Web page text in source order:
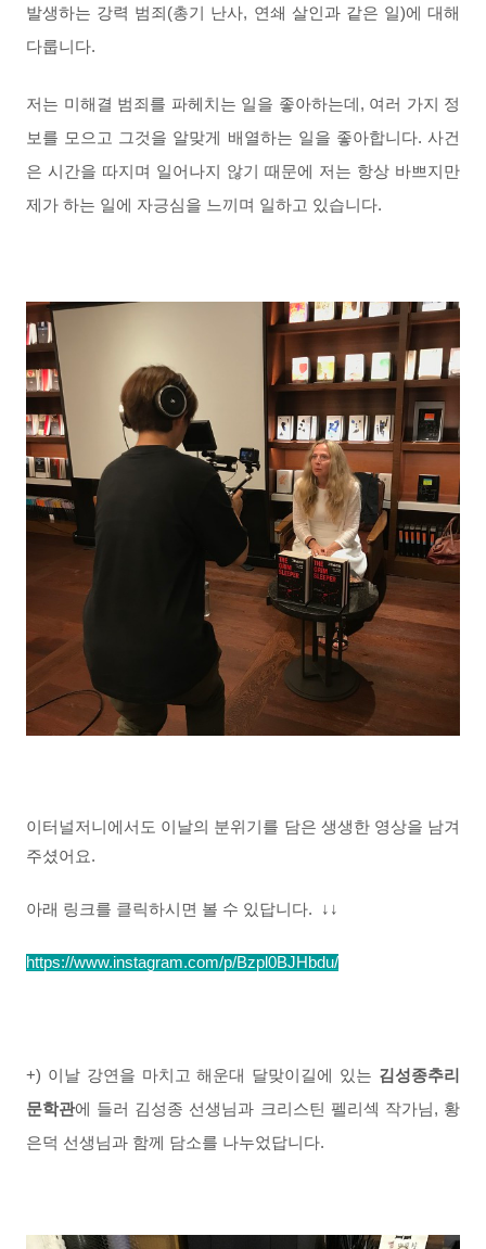
발생하는 강력 범죄(총기 난사, 연쇄 살인과 같은 일)에 대해
다룹니다.
저는 미해결 범죄를 파헤치는 일을 좋아하는데, 여러 가지 정
보를 모으고 그것을 알맞게 배열하는 일을 좋아합니다. 사건
은 시간을 따지며 일어나지 않기 때문에 저는 항상 바쁘지만
제가 하는 일에 자긍심을 느끼며 일하고 있습니다.
이터널저니에서도 이날의 분위기를 담은 생생한 영상을 남겨
주셨어요.
아래 링크를 클릭하시면 볼 수 있답니다. ↓↓
https://www.instagram.com/p/Bzpl0BJHbdu/
+) 이날 강연을 마치고 해운대 달맞이길에 있는 김성종추리
문학관에 들러 김성종 선생님과 크리스틴 펠리섹 작가님, 황
은덕 선생님과 함께 담소를 나누었답니다.